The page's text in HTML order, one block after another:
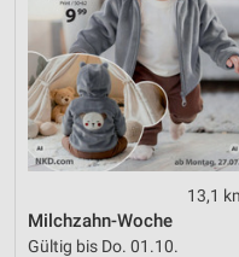
13,1
Milchzahn-Woche
Gültig bis Do. 01.10.
Verwendung von Profilen
personalisierter Werbung
Erstellung von Profilen
von Inhalten
Verwendung von Profilen
Messung der